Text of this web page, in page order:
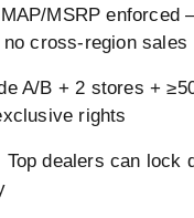
MAP/MSRP enforced
cross-region sales
A/B + 2 stores +
rights
Top dealers can lock